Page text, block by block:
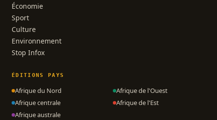
Économie
Sport
Culture
Environnement
Stop Infox
ÉDITIONS PAYS
Afrique du Nord
Afrique de l'Ouest
Afrique centrale
Afrique de l'Est
Afrique australe